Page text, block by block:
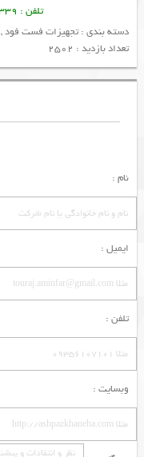
تلفن : 09128931339 منصور امین فر
دسته بندی :تجهیزات فست فود,
تعداد بازدید : 2502
نام :
ایمیل :
تلفن :
وبسایت :